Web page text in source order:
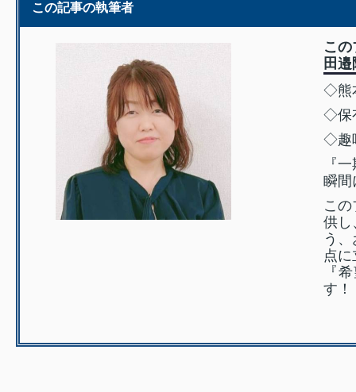
この記事の執筆者
こ
田
◇熊
◇保
◇趣
『
瞬間
こ
供し
う
点
『
す！